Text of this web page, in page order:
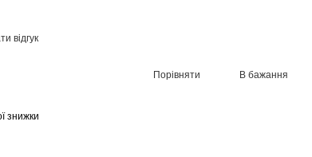
відгук
Порівняти В бажання
знижки